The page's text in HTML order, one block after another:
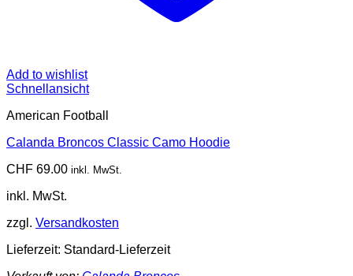
Add to wishlist
Schnellansicht
American Football
Calanda Broncos Classic Camo Hoodie
CHF 69.00 inkl. MwSt.
inkl. MwSt.
zzgl. Versandkosten
Lieferzeit: Standard-Lieferzeit